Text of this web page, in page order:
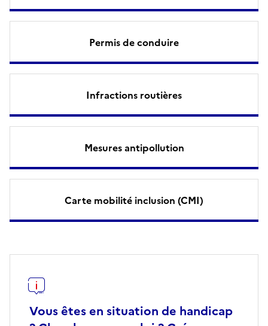
Permis de conduire
Infractions routières
Mesures antipollution
Carte mobilité inclusion (CMI)
Vous êtes en situation de handicap